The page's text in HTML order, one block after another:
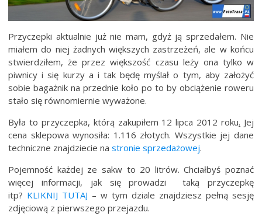
Przyczepki aktualnie już nie mam, gdyż ją sprzedałem. Nie
miałem do niej żadnych większych zastrzeżeń, ale w końcu
stwierdziłem, że przez większość czasu leży ona tylko w
piwnicy i się kurzy a i tak będę myślał o tym, aby założyć
sobie bagażnik na przednie koło po to by obciążenie roweru
stało się równomiernie wyważone.
Była to przyczepka, którą zakupiłem 12 lipca 2012 roku. Jej
cena sklepowa wynosiła: 1.116 złotych. Wszystkie jej dane
techniczne znajdziecie nastronie sprzedażowej.
Pojemność każdej ze sakw to 20 litrów. Chciałbyś poznać
więcej informacji, jak się prowadzi taką przyczepkę
itp? KLIKNIJ TUTAJ – w tym dziale znajdziesz pełną sesję
zdjęciową z pierwszego przejazdu.